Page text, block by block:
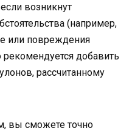
возникнут
(например,
или повреждения
добавить
рассчитанному
вы сможете точно